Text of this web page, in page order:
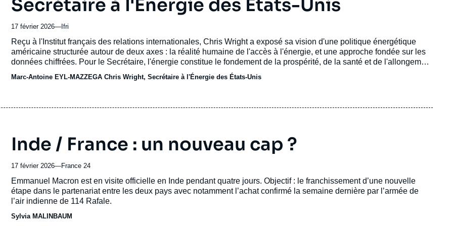
Secrétaire à l'Énergie des États-Unis
17 février 2026— Nom
journal,
revue
ou
émission
Ifri
Accroche
Reçu à l'Institut français des relations internationales, Chris Wright a exposé sa vision d'une politique énergétique
américaine structurée autour de deux axes : la réalité humaine de l'accès à l'énergie, et une approche fondée sur les
données chiffrées. Pour le Secrétaire, l'énergie constitue le fondement de la prospérité, de la santé et de l'allongement
de l'espérance de vie à l'échelle mondiale. Sa doctrine repose sur une ambition de "dominance énergétique"
américaine — non pas seulement l'indépendance, mais la capacité à produire massivement afin de réduire les coûts
Marc-Antoine EYL-MAZZEGA Chris Wright, Secrétaire à l'Énergie des États-Unis
Inde / France : un nouveau cap ?
17 février 2026—Nom
journal,
revue
ou
émission
France 24
Accroche
Emmanuel Macron est en visite officielle en Inde pendant quatre jours. Objectif : le franchissement d’une nouvelle
étape dans le partenariat entre les deux pays avec notamment l’achat confirmé la semaine dernière par l’armée de
l’air indienne de 114 Rafale.
Sylvia MALINBAUM